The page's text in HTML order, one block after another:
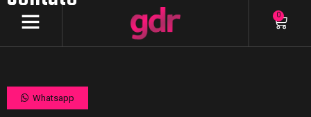
0
Whatsapp